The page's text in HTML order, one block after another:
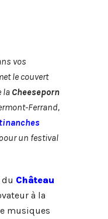
vos
le couvert
la Cheeseporn
Ferrand,
un festival
Château
à la
musiques